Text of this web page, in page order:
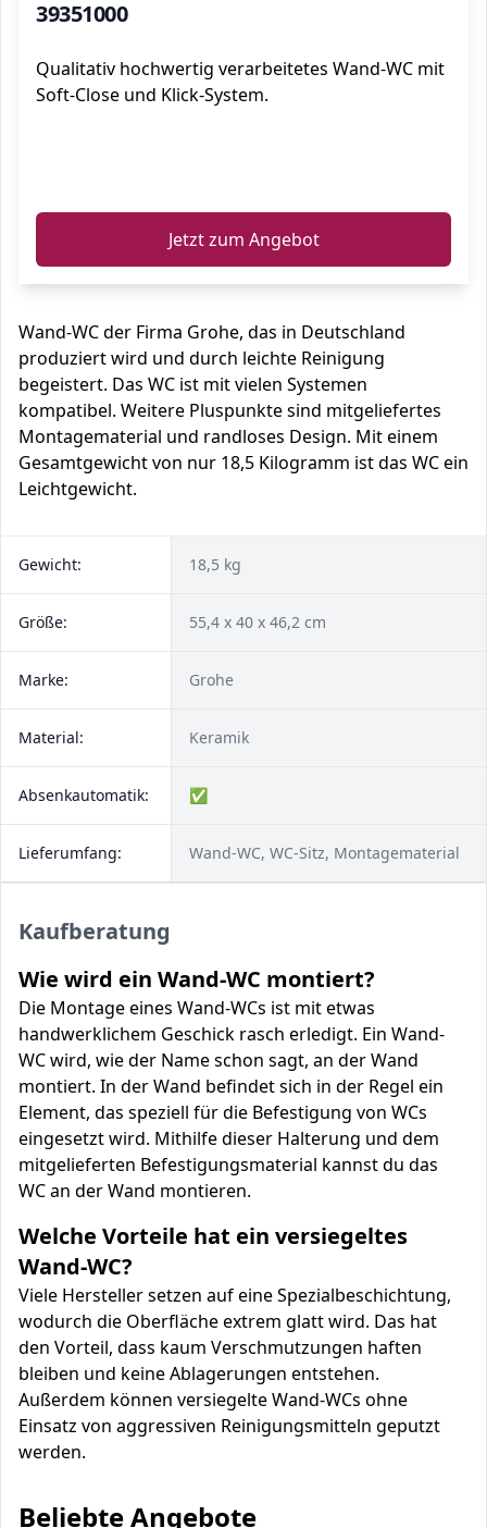
39351000
Qualitativ hochwertig verarbeitetes Wand-WC mit
Soft-Close und Klick-System.
Jetzt zum Angebot
Wand-WC der Firma Grohe, das in Deutschland
produziert wird und durch leichte Reinigung
begeistert. Das WC ist mit vielen Systemen
kompatibel. Weitere Pluspunkte sind mitgeliefertes
Montagematerial und randloses Design. Mit einem
Gesamtgewicht von nur 18,5 Kilogramm ist das WC ein
Leichtgewicht.
Gewicht: 18,5 kg
Größe: 55,4 x 40 x 46,2 cm
Marke: Grohe
Material: Keramik
Absenkautomatik: ✅
Lieferumfang: Wand-WC, WC-Sitz, Montagematerial
Kaufberatung
Wie wird ein Wand-WC montiert?
Die Montage eines Wand-WCs ist mit etwas
handwerklichem Geschick rasch erledigt. Ein Wand-
WC wird, wie der Name schon sagt, an der Wand
montiert. In der Wand befindet sich in der Regel ein
Element, das speziell für die Befestigung von WCs
eingesetzt wird. Mithilfe dieser Halterung und dem
mitgelieferten Befestigungsmaterial kannst du das
WC an der Wand montieren.
Welche Vorteile hat ein versiegeltes
Wand-WC?
Viele Hersteller setzen auf eine Spezialbeschichtung,
wodurch die Oberfläche extrem glatt wird. Das hat
den Vorteil, dass kaum Verschmutzungen haften
bleiben und keine Ablagerungen entstehen.
Außerdem können versiegelte Wand-WCs ohne
Einsatz von aggressiven Reinigungsmitteln geputzt
werden.
Beliebte Angebote